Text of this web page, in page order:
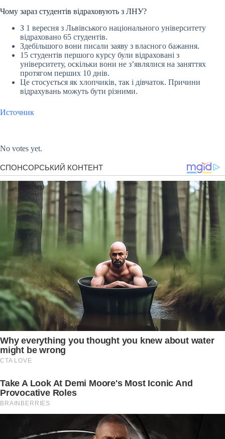
Чому зараз студентів відраховують з ЛНУ?
З 1 вересня з Львівського національного університету
відраховано 65 студентів.
Здебільшого вони писали заяву з власного бажання.
15 студентів першого курсу були відраховані з
університету, оскільки вони не з’являлися на заняттях
протягом перших 10 днів.
Це стосується як хлопчиків, так і дівчаток. Причини
відрахувань можуть бути різними.
Источник
No votes yet.